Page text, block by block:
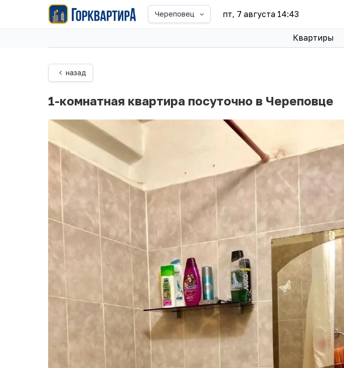
Череповец пт, 7 августа 14:43
Квартиры
назад
1-комнатная квартира посуточно в Череповце